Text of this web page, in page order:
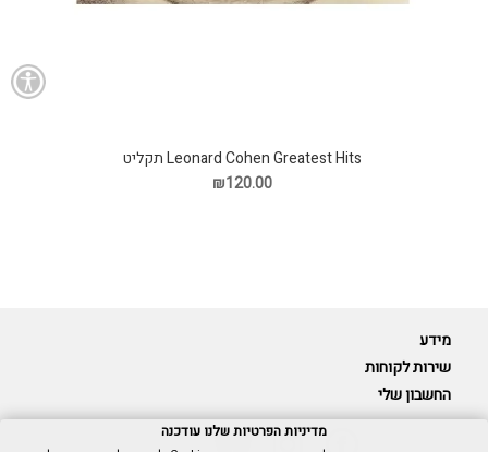
Leonard Cohen Greatest Hits תקליט
₪120.00
מידע
שירות לקוחות
החשבון שלי
מדיניות הפרטיות שלנו עודכנה